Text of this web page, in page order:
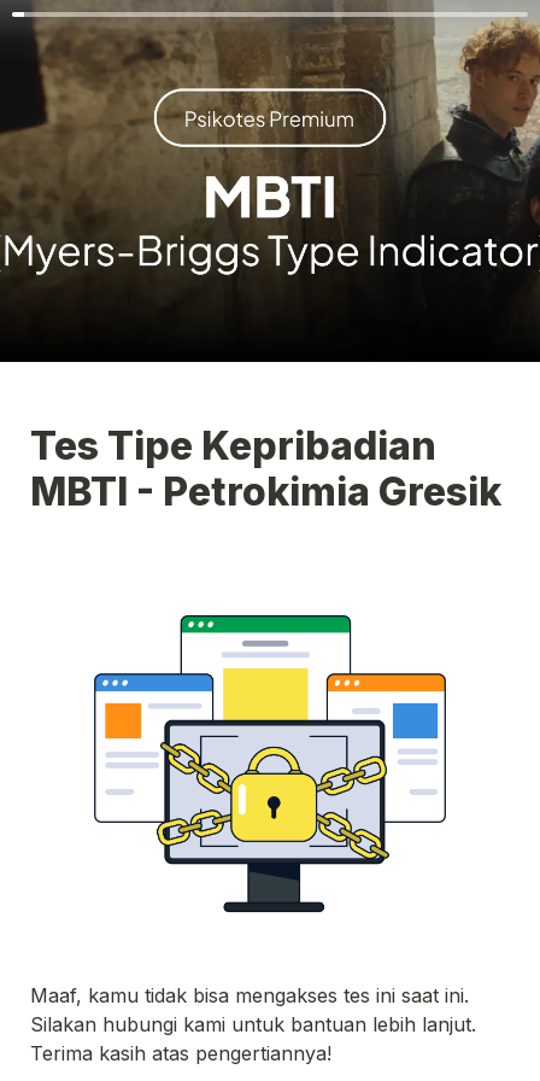
Tes Tipe Kepribadian
MBTI - Petrokimia Gresik
Maaf, kamu tidak bisa mengakses tes ini saat ini.
Silakan hubungi kami untuk bantuan lebih lanjut.
Terima kasih atas pengertiannya!